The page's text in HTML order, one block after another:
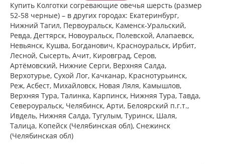
Купить Колготки согревающие овечья шерсть (размер
52-58 черные) – в других городах: Екатеринбург,
Нижний Тагил, Первоуральск, Каменск-Уральский,
Ревда, Дегтярск, Новоуральск, Полевской, Алапаевск,
Невьянск, Кушва, Богданович, Красноуральск, Ирбит,
Лесной, Сысерть, Ачит, Кировград, Серов,
Артёмовский, Нижние Cерги, Верхняя Салда,
Верхотурье, Сухой Лог, Качканар, Краснотурьинск,
Реж, Асбест, Михайловск, Новая Ляля, Камышлов,
Верхняя Тура, Талинка, Карпинск, Нижняя Тура, Тавда,
Североуральск, Челябинск, Арти, Белоярский п.г.т.,
Ивдель, Нижняя Салда, Тугулым, Туринск, Шаля,
Талица, Копейск (Челябинская обл), Снежинск
(Челябинская обл)